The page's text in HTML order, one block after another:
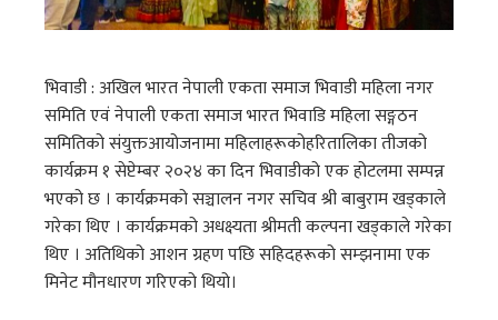
भिवाडी : अखिल भारत नेपाली एकता समाज भिवाडी महिला नगर
समिति एवं नेपाली एकता समाज भारत भिवाडि महिला सङ्गठन
समितिको संयुक्तआयोजनामा महिलाहरूकोहरितालिका तीजको
कार्यक्रम १ सेप्टेम्बर २०२४ का दिन भिवाडीको एक होटलमा सम्पन्न
भएको छ । कार्यक्रमको सञ्चालन नगर सचिव श्री बाबुराम खड्काले
गरेका थिए । कार्यक्रमको अधक्ष्यता श्रीमती कल्पना खड्काले गरेका
थिए । अतिथिको आशन ग्रहण पछि सहिदहरूको सम्झनामा एक
मिनेट मौनधारण गरिएको थियो।